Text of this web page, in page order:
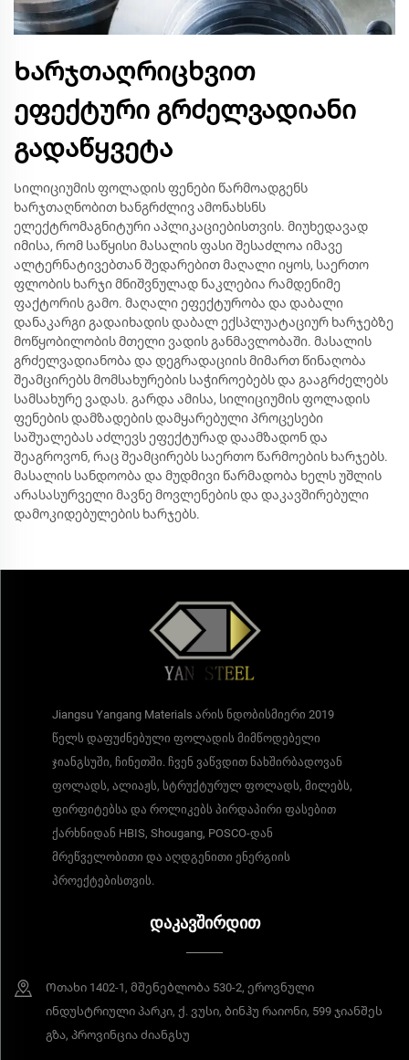
Ხარჯთაღრიცხვით
ეფექტური გრძელვადიანი
გადაწყვეტა
Სილიციუმის ფოლადის ფენები წარმოადგენს
ხარჯთაღნობით ხანგრძლივ ამონახსნს
ელექტრომაგნიტური აპლიკაციებისთვის. მიუხედავად
იმისა, რომ საწყისი მასალის ფასი შესაძლოა იმავე
ალტერნატივებთან შედარებით მაღალი იყოს, საერთო
ფლობის ხარჯი მნიშვნულად ნაკლებია რამდენიმე
ფაქტორის გამო. მაღალი ეფექტურობა და დაბალი
დანაკარგი გადაიხადის დაბალ ექსპლუატაციურ ხარჯებზე
მოწყობილობის მთელი ვადის განმავლობაში. მასალის
გრძელვადიანობა და დეგრადაციის მიმართ წინაღობა
შეამცირებს მომსახურების საჭიროებებს და გააგრძელებს
სამსახურე ვადას. გარდა ამისა, სილიციუმის ფოლადის
ფენების დამზადების დამყარებული პროცესები
საშუალებას აძლევს ეფექტურად დაამზადონ და
შეაგროვონ, რაც შეამცირებს საერთო წარმოების ხარჯებს.
მასალის სანდოობა და მუდმივი წარმადობა ხელს უშლის
არასასურველი მავნე მოვლენების და დაკავშირებული
დამოკიდებულების ხარჯებს.
Jiangsu Yangang Materials არის ნდობისმიერი 2019
წელს დაფუძნებული ფოლადის მიმწოდებელი
ჯიანგსუში, ჩინეთში. ჩვენ ვაწვდით ნახშირბადოვან
ფოლადს, ალიაჟს, სტრუქტურულ ფოლადს, მილებს,
ფირფიტებსა და როლიკებს პირდაპირი ფასებით
ქარხნიდან HBIS, Shougang, POSCO-დან
მრეწველობითი და აღდგენითი ენერგიის
პროექტებისთვის.
ᲓᲐᲙᲐᲕᲨᲘᲠᲓᲘᲗ
Ოთახი 1402-1, მშენებლობა 530-2, ეროვნული
ინდუსტრიული პარკი, ქ. ვუსი, ბინჰუ რაიონი, 599 ჯიანშეს
გზა, პროვინცია ძიანგსუ